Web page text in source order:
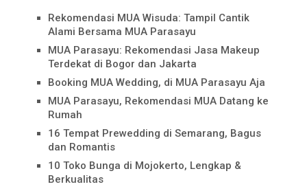
Rekomendasi MUA Wisuda: Tampil Cantik
Alami Bersama MUA Parasayu
MUA Parasayu: Rekomendasi Jasa Makeup
Terdekat di Bogor dan Jakarta
Booking MUA Wedding, di MUA Parasayu Aja
MUA Parasayu, Rekomendasi MUA Datang ke
Rumah
16 Tempat Prewedding di Semarang, Bagus
dan Romantis
10 Toko Bunga di Mojokerto, Lengkap &
Berkualitas